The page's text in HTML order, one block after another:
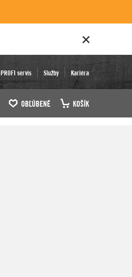
PROFI servis Služby Kariéra
OBĽÚBENÉ KOŠÍK